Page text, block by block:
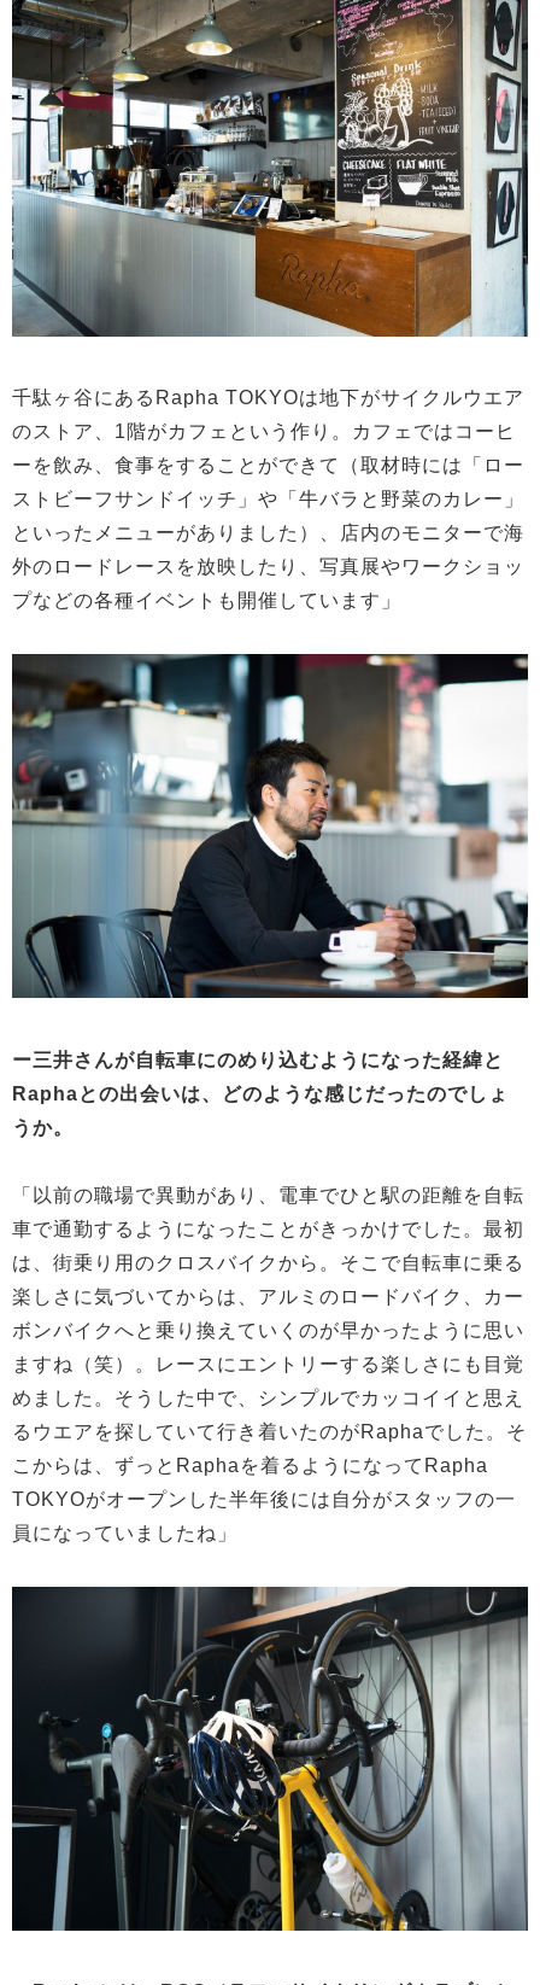
千駄ヶ谷にあるRapha TOKYOは地下がサイクルウエア
のストア、1階がカフェという作り。カフェではコーヒ
ーを飲み、食事をすることができて（取材時には「ロー
ストビーフサンドイッチ」や「牛バラと野菜のカレー」
といったメニューがありました）、店内のモニターで海
外のロードレースを放映したり、写真展やワークショッ
プなどの各種イベントも開催しています」
ー三井さんが自転車にのめり込むようになった経緯と
Raphaとの出会いは、どのような感じだったのでしょ
うか。
「以前の職場で異動があり、電車でひと駅の距離を自転
車で通勤するようになったことがきっかけでした。最初
は、街乗り用のクロスバイクから。そこで自転車に乗る
楽しさに気づいてからは、アルミのロードバイク、カー
ボンバイクへと乗り換えていくのが早かったように思い
ますね（笑）。レースにエントリーする楽しさにも目覚
めました。そうした中で、シンプルでカッコイイと思え
るウエアを探していて行き着いたのがRaphaでした。そ
こからは、ずっとRaphaを着るようになってRapha
TOKYOがオープンした半年後には自分がスタッフの一
員になっていましたね」